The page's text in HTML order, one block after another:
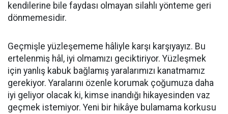
kendilerine bile faydası olmayan silahlı yönteme geri
dönmemesidir.
Geçmişle yüzleşememe hâliyle karşı karşıyayız. Bu
ertelenmiş hâl, iyi olmamızı geciktiriyor. Yüzleşmek
için yanlış kabuk bağlamış yaralarımızı kanatmamız
gerekiyor. Yaralarını özenle korumak çoğumuza daha
iyi geliyor olacak ki, kimse inandığı hikayesinden vaz
geçmek istemiyor. Yeni bir hikâye bulamama korkusu